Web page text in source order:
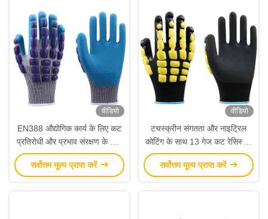
वीडियो
EN388 औद्योगिक कार्य के लिए कट
प्रतिरोधी और प्रभाव संरक्षण के साथ
प्रमाणित सुरक्षा दस्ताने
सर्वोत्तम मूल्य प्राप्त करें
वीडियो
टचस्क्रीन संगतता और नाइट्रिल
कोटिंग के साथ 13 गेज कट रेसिस्टेंट
एंटी इम्पैक्ट ग्लव्स
सर्वोत्तम मूल्य प्राप्त करें